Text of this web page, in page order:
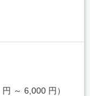
～ 6,000 円）